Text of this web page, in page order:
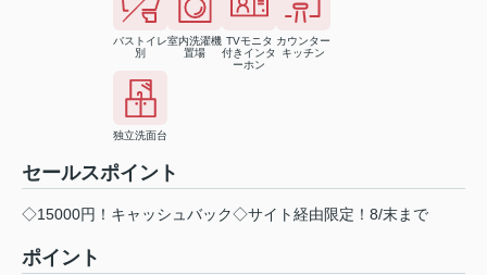
バストイレ
別
室内洗濯機
置場
TVモニタ
付きインタ
ーホン
カウンター
キッチン
独立洗面台
セールスポイント
◇15000円！キャッシュバック◇サイト経由限定！8/末まで
ポイント